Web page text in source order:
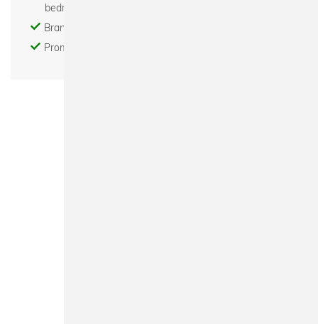
bedrucken
Brand - Modelabel - Beratung - Gestaltung
Promotion Textil bedrucken